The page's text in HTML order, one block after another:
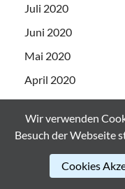
Juli 2020
Juni 2020
Mai 2020
April 2020
März 2020
Februar 2020
Januar 2020
Dezember 2019
Wir verwenden
Besuch der Webseite
Cookies